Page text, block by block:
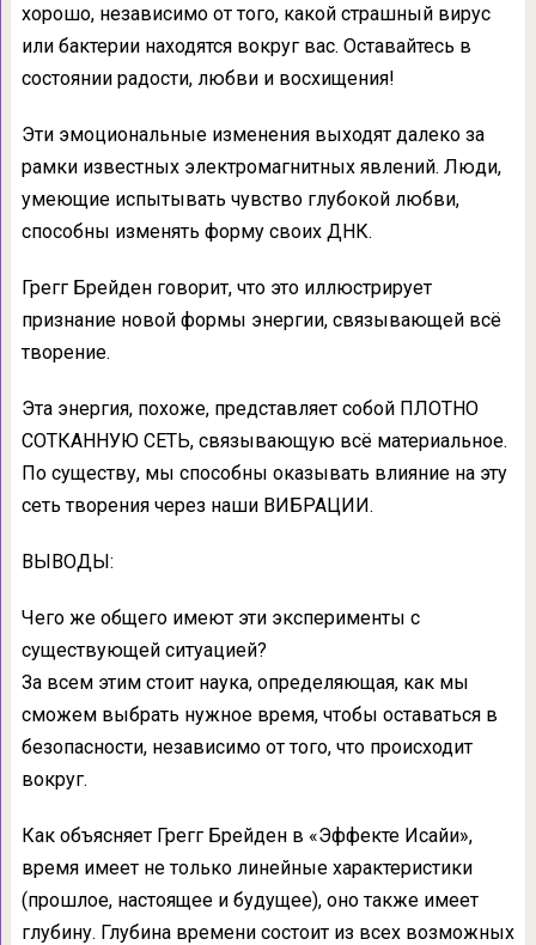
хорошо, независимо от того, какой страшный вирус
или бактерии находятся вокруг вас. Оставайтесь в
состоянии радости, любви и восхищения!
Эти эмоциональные изменения выходят далеко за
рамки известных электромагнитных явлений. Люди,
умеющие испытывать чувство глубокой любви,
способны изменять форму своих ДНК.
Грегг Брейден говорит, что это иллюстрирует
признание новой формы энергии, связывающей всё
творение.
Эта энергия, похоже, представляет собой ПЛОТНО
СОТКАННУЮ СЕТЬ, связывающую всё материальное.
По существу, мы способны оказывать влияние на эту
сеть творения через наши ВИБРАЦИИ.
ВЫВОДЫ:
Чего же общего имеют эти эксперименты с
существующей ситуацией?
За всем этим стоит наука, определяющая, как мы
сможем выбрать нужное время, чтобы оставаться в
безопасности, независимо от того, что происходит
вокруг.
Как объясняет Грегг Брейден в «Эффекте Исайи»,
время имеет не только линейные характеристики
(прошлое, настоящее и будущее), оно также имеет
глубину. Глубина времени состоит из всех возможных